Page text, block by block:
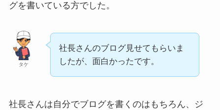
グを書いている方でした。
タケ
社長さんのブログ見せてもらいま
したが、面白かったです。
社長さんは自分でブログを書くのはもちろん、ジ